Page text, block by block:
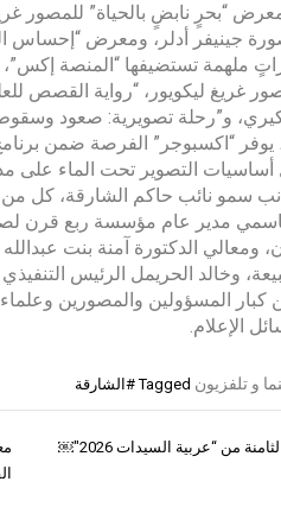
“بحرٍ نابضٍ بالحياة”
جينيفر أدلر، ومعرض “إحساس
البرنامج على 6 حواراتٍ ملهمة تستضيفها
غريغ ليكويور، “رواية القصص
و”رحلة تصويرية: صعود
يوفر “اكسبوجر” الفرصة ضمن
أساسيات التصوير تحت الماء على
سمو نائب حاكم الشارقة، كل
مدير عام مؤسسة ربع قرن
ومعالي الدكتورة آمنة بنت
وخالد الحريمل الرئيس
كبار المسؤولين والمصورين
الإعلام.
و تلفزيون Tagged #الشارقة
من “عربية السيدات 2026″￼